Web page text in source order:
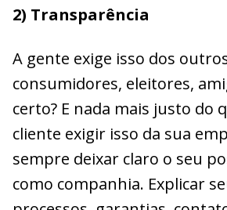
2) Transparência
A gente exige isso dos
consumidores, eleitores,
certo? E nada mais justo do
cliente exigir isso da sua
sempre deixar claro o seu
como companhia. Explicar